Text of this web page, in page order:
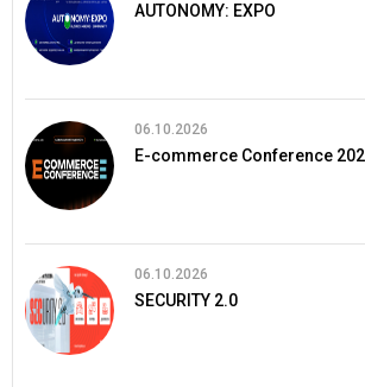
AUTONOMY: EXPO
06.10.2026
E-commerce Conference
06.10.2026
SECURITY 2.0